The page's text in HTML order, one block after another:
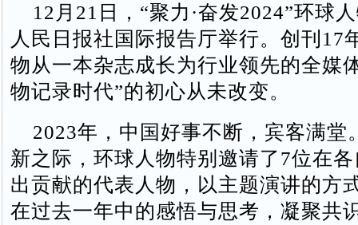
12月21日，“聚力·奋发2024”环球
人民日报社国际报告厅举行。创刊17
物从一本杂志成长为行业领先的全媒
物记录时代”的初心从未改变。
2023年，中国好事不断，宾客满堂
新之际，环球人物特别邀请了7位在
出贡献的代表人物，以主题演讲的方
在过去一年中的感悟与思考，凝聚共